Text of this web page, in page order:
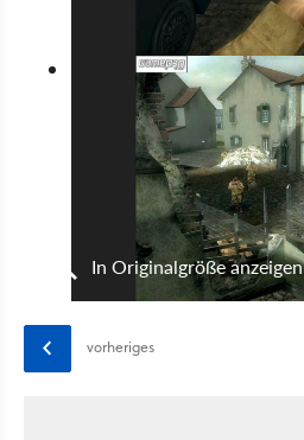
In Originalgröße anzeigen
vorheriges